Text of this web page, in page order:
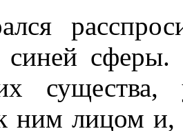
синей
ним лицом